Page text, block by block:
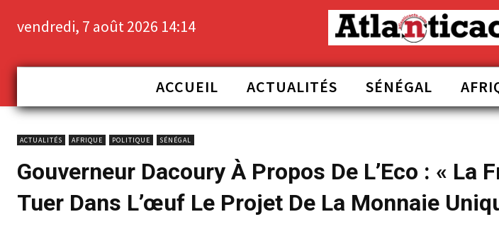
vendredi, 7 août 2026 14:14
ACCUEIL ACTUALITÉS SÉNÉGAL
ACTUALITÉS AFRIQUE POLITIQUE SÉNÉGAL
Gouverneur Dacoury À Propos De L’Eco : « La
Tuer Dans L’œuf Le Projet De La Monnaie